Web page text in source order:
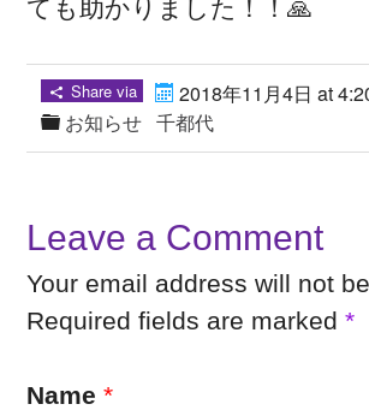
ても助かりました！！🙏
Share via
2018年11月4日 at
お知らせ 千都代
Leave a Comment
Your email address will not
Required fields are marked*
Name *